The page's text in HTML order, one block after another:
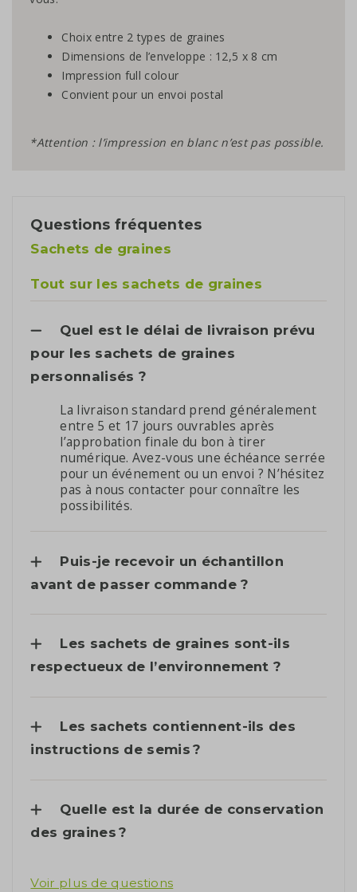
Choix entre 2 types de graines
Dimensions de l’enveloppe : 12,5 x 8 cm
Impression full colour
Convient pour un envoi postal
*Attention : l’impression en blanc n’est pas possible.
Questions fréquentes
Sachets de graines
Tout sur les sachets de graines
Quel est le délai de livraison prévu
pour les sachets de graines
personnalisés ?
La livraison standard prend généralement
entre 5 et 17 jours ouvrables après
l’approbation finale du bon à tirer
numérique. Avez-vous une échéance serrée
pour un événement ou un envoi ? N’hésitez
pas à nous contacter pour connaître les
possibilités.
Puis-je recevoir un échantillon
avant de passer commande ?
Les sachets de graines sont-ils
respectueux de l’environnement ?
Les sachets contiennent-ils des
instructions de semis ?
Quelle est la durée de conservation
des graines ?
Voir plus de questions